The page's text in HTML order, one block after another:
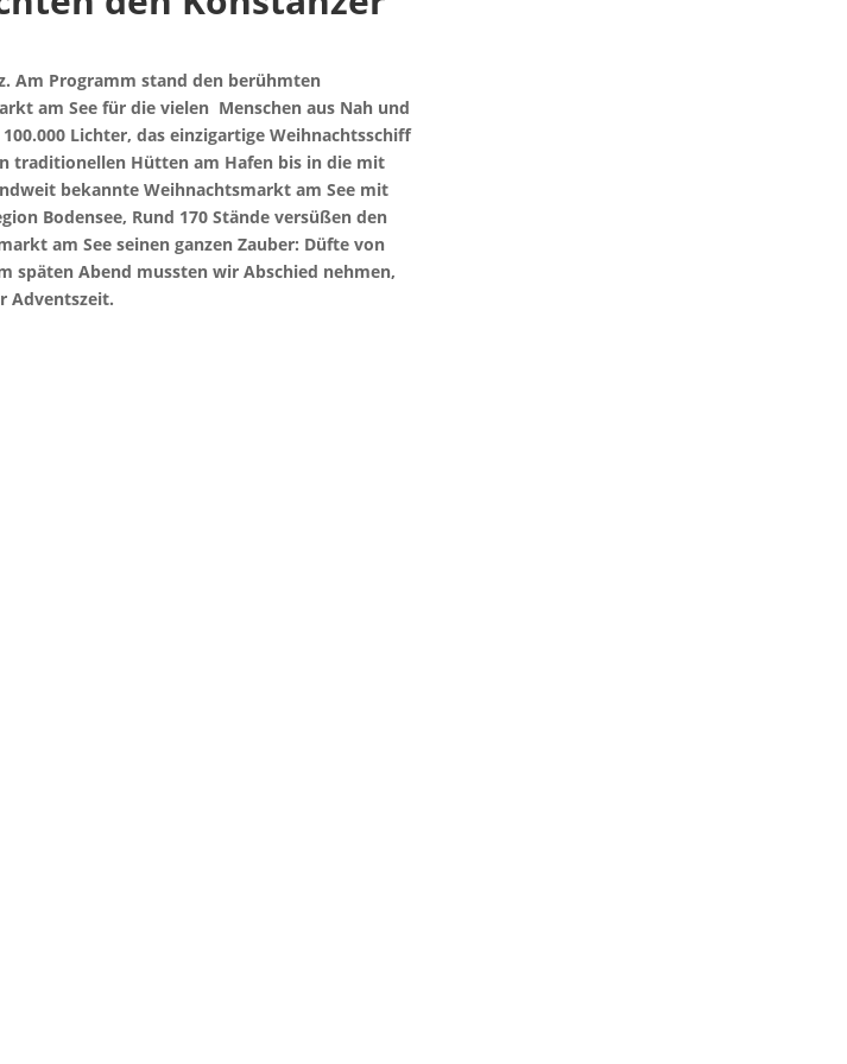
Am Programm stand den berühmten
am See für die vielen Menschen aus Nah und
Lichter, das einzigartige Weihnachtsschiff
traditionellen Hütten am Hafen bis in die mit
bekannte Weihnachtsmarkt am See mit
Bodensee, Rund 170 Stände versüßen den
am See seinen ganzen Zauber: Düfte von
späten Abend mussten wir Abschied nehmen,
Adventszeit.